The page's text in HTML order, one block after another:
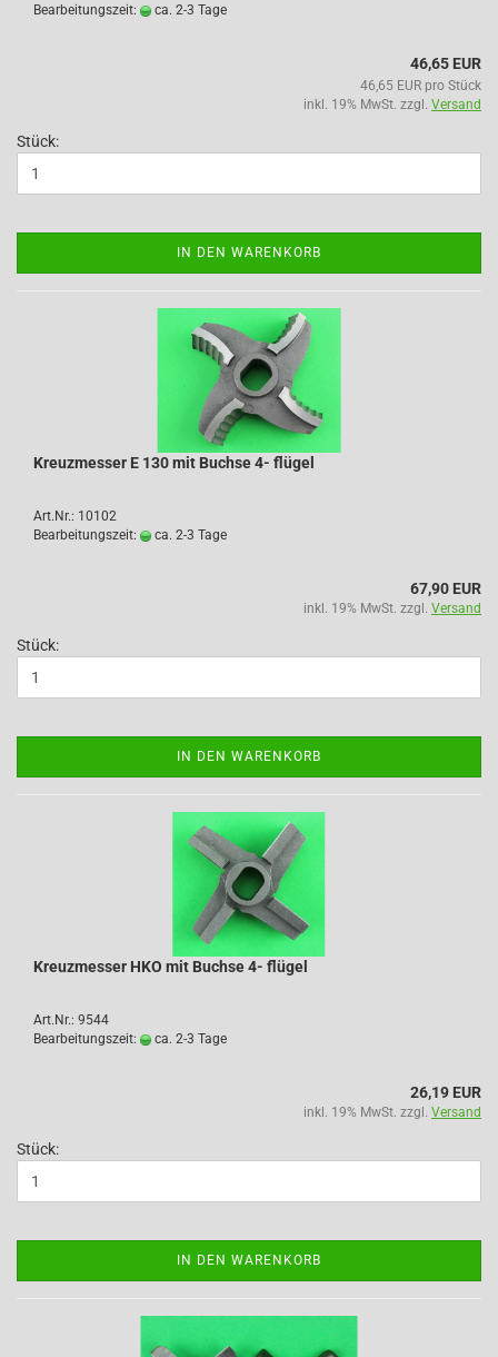
Bearbeitungszeit:
ca. 2-3 Tage
46,65 EUR
46,65 EUR pro Stück
inkl. 19% MwSt. zzgl. Versand
Stück:
IN DEN WARENKORB
Kreuzmesser E 130 mit Buchse 4- flügel
Art.Nr.: 10102
Bearbeitungszeit:
ca. 2-3 Tage
67,90 EUR
inkl. 19% MwSt. zzgl. Versand
Stück:
IN DEN WARENKORB
Kreuzmesser HKO mit Buchse 4- flügel
Art.Nr.: 9544
Bearbeitungszeit:
ca. 2-3 Tage
26,19 EUR
inkl. 19% MwSt. zzgl. Versand
Stück:
IN DEN WARENKORB